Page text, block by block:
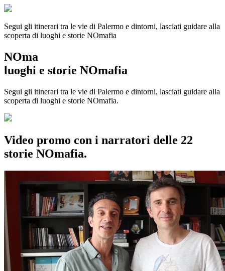
Segui gli itinerari tra le vie di Palermo e dintorni, lasciati guidare alla
scoperta di luoghi e storie NOmafia
NOma
luoghi e storie NOmafia
Segui gli itinerari tra le vie di Palermo e dintorni, lasciati guidare alla
scoperta di luoghi e storie NOmafia.
Video promo con i narratori delle 22
storie NOmafia.